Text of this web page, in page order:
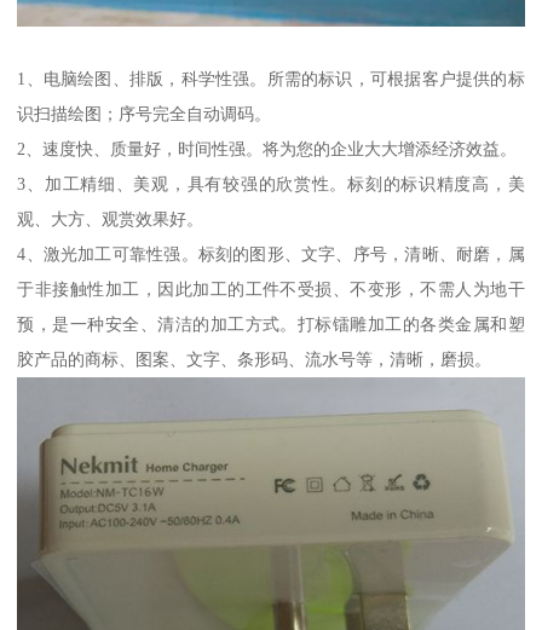
1、电脑绘图、排版，科学性强。所需的标识，可根据客户提供的标
识扫描绘图；序号完全自动调码。
2、速度快、质量好，时间性强。将为您的企业大大增添经济效益。
3、加工精细、美观，具有较强的欣赏性。标刻的标识精度高，美
观、大方、观赏效果好。
4、激光加工可靠性强。标刻的图形、文字、序号，清晰、耐磨，属
于非接触性加工，因此加工的工件不受损、不变形，不需人为地干
预，是一种安全、清洁的加工方式。打标镭雕加工的各类金属和塑
胶产品的商标、图案、文字、条形码、流水号等，清晰，磨损。